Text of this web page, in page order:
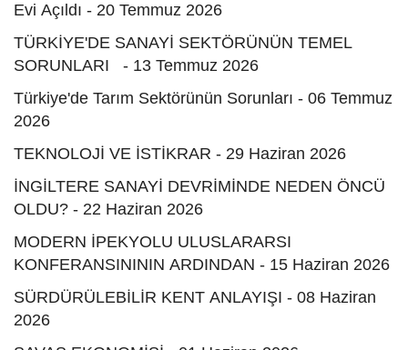
Evi Açıldı - 20 Temmuz 2026
TÜRKİYE'DE SANAYİ SEKTÖRÜNÜN TEMEL
SORUNLARI - 13 Temmuz 2026
Türkiye'de Tarım Sektörünün Sorunları - 06 Temmuz
2026
TEKNOLOJİ VE İSTİKRAR - 29 Haziran 2026
İNGİLTERE SANAYİ DEVRİMİNDE NEDEN ÖNCÜ
OLDU? - 22 Haziran 2026
MODERN İPEKYOLU ULUSLARARSI
KONFERANSINININ ARDINDAN - 15 Haziran 2026
SÜRDÜRÜLEBİLİR KENT ANLAYIŞI - 08 Haziran
2026